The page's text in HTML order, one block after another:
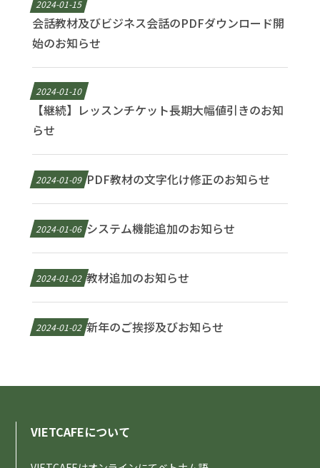
2024-01-15
会話教材及びビジネス会話のPDFダウンロード開
始のお知らせ
2024-01-10
【継続】レッスンチケット長期大幅値引きのお知
らせ
2024-01-09 PDF教材の文字化け修正のお知らせ
2024-01-06 システム機能追加のお知らせ
2024-01-02 教材追加のお知らせ
2024-01-02 新年のご挨拶及びお知らせ
VIETCAFEについて